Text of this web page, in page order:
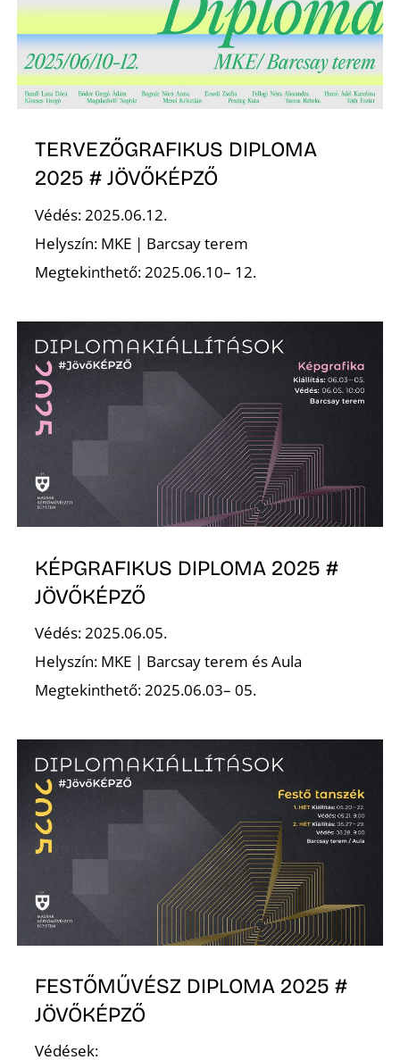
TERVEZŐGRAFIKUS DIPLOMA
2025 # JÖVŐKÉPZŐ
Védés: 2025.06.12.
Helyszín: MKE | Barcsay terem
Megtekinthető: 2025.06.10– 12.
KÉPGRAFIKUS DIPLOMA 2025 #
JÖVŐKÉPZŐ
Védés: 2025.06.05.
Helyszín: MKE | Barcsay terem és Aula
Megtekinthető: 2025.06.03– 05.
FESTŐMŰVÉSZ DIPLOMA 2025 #
JÖVŐKÉPZŐ
Védések: